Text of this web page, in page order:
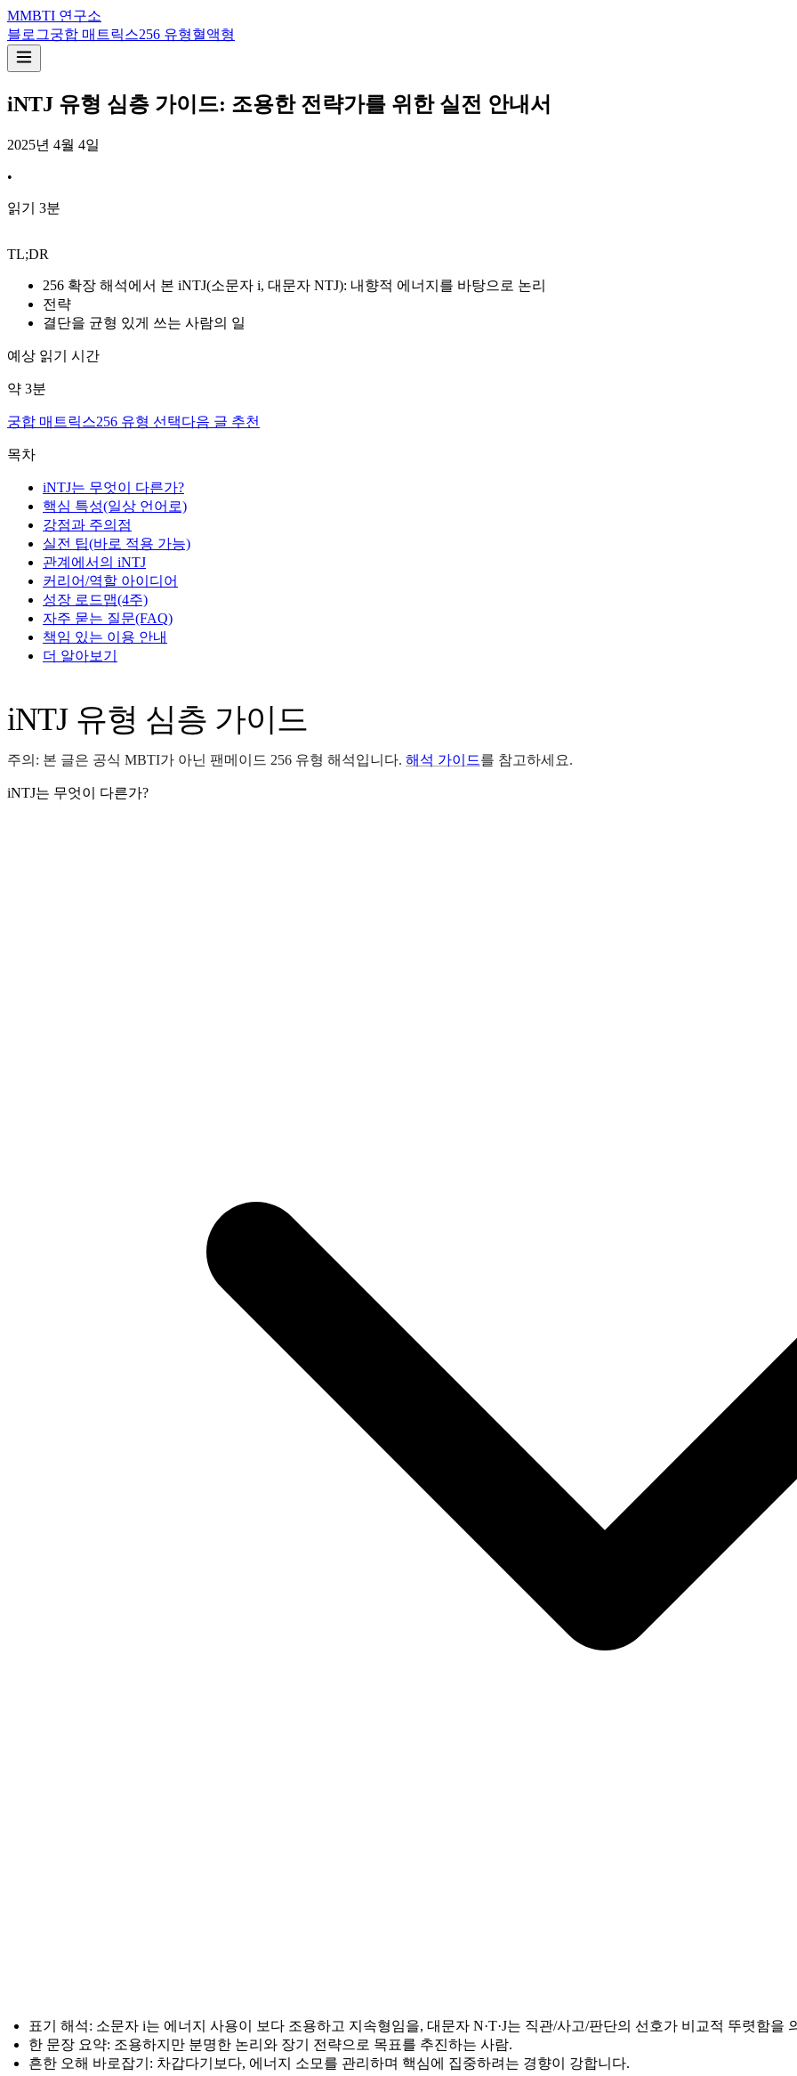
MMBTI 연구소
블로그궁합 매트릭스256 유형혈액형
iNTJ 유형 심층 가이드: 조용한 전략가를 위한 실전 안내서
2025년 4월 4일
•
읽기 3분
TL;DR
256 확장 해석에서 본 iNTJ(소문자 i, 대문자 NTJ): 내향적 에너지를 바탕으로 논리
전략
결단을 균형 있게 쓰는 사람의 일
예상 읽기 시간
약 3분
궁합 매트릭스256 유형 선택다음 글 추천
목차
iNTJ는 무엇이 다른가?
핵심 특성(일상 언어로)
강점과 주의점
실전 팁(바로 적용 가능)
관계에서의 iNTJ
커리어/역할 아이디어
성장 로드맵(4주)
자주 묻는 질문(FAQ)
책임 있는 이용 안내
더 알아보기
iNTJ 유형 심층 가이드
주의: 본 글은 공식 MBTI가 아닌 팬메이드 256 유형 해석입니다. 해석 가이드를 참고하세요.
iNTJ는 무엇이 다른가?
표기 해석: 소문자 i는 에너지 사용이 보다 조용하고 지속형임을, 대문자 N·T·J는 직관/사고/판단의 선호가 비교적 뚜렷함을
한 문장 요약: 조용하지만 분명한 논리와 장기 전략으로 목표를 추진하는 사람.
흔한 오해 바로잡기: 차갑다기보다, 에너지 소모를 관리하며 핵심에 집중하려는 경향이 강합니다.